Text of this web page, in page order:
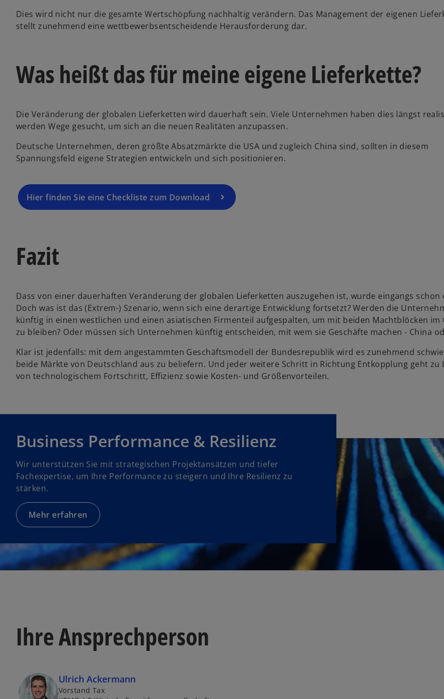
Dies wird nicht nur die gesamte Wertschöpfung nachhaltig verändern. Das Management der eigenen
stellt zunehmend eine wettbewerbsentscheidende Herausforderung dar.
Was heißt das für meine eigene Lieferkette?
Die Veränderung der globalen Lieferketten wird dauerhaft sein. Viele Unternehmen haben dies längst
werden Wege gesucht, um sich an die neuen Realitäten anzupassen.
Deutsche Unternehmen, deren größte Absatzmärkte die USA und zugleich China sind, sollten in diesem
Spannungsfeld eigene Strategien entwickeln und sich positionieren.
Hier finden Sie eine Checkliste zum Download
Fazit
Dass von einer dauerhaften Veränderung der globalen Lieferketten auszugehen ist, wurde eingangs schon
Doch was ist das (Extrem-) Szenario, wenn sich eine derartige Entwicklung fortsetzt? Werden die
künftig in einen westlichen und einen asiatischen Firmenteil aufgespalten, um mit beiden Machtblöcken im
zu bleiben? Oder müssen sich Unternehmen künftig entscheiden, mit wem sie Geschäfte machen - China
Klar ist jedenfalls: mit dem angestammten Geschäftsmodell der Bundesrepublik wird es zunehmend
beide Märkte von Deutschland aus zu beliefern. Und jeder weitere Schritt in Richtung Entkopplung geht zu
von technologischem Fortschritt, Effizienz sowie Kosten- und Größenvorteilen.
Business Performance & Resilienz
Wir unterstützen Sie mit strategischen Projektansätzen und tiefer
Fachexpertise, um Ihre Performance zu steigern und Ihre Resilienz zu
stärken.
Mehr erfahren
Ihre Ansprechperson
Ulrich Ackermann
Vorstand Tax